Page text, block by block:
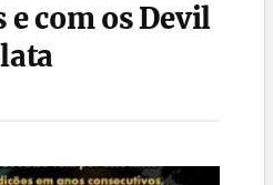
com os Devil